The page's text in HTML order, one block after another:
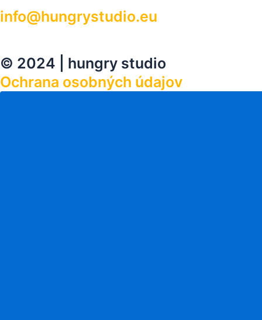
info@hungrystudio.eu
© 2024 | hungry studio
Ochrana osobných údajov